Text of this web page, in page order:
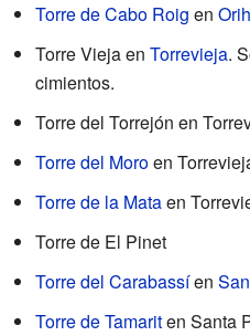
Torre de Cabo Roig en
Torre Vieja en Torrevieja.
cimientos.
Torre del Torrejón en
Torre del Moroen
Torre de la Mataen
Torre de El Pinet
Torre del Carabassíen
Torre de Tamariten Santa